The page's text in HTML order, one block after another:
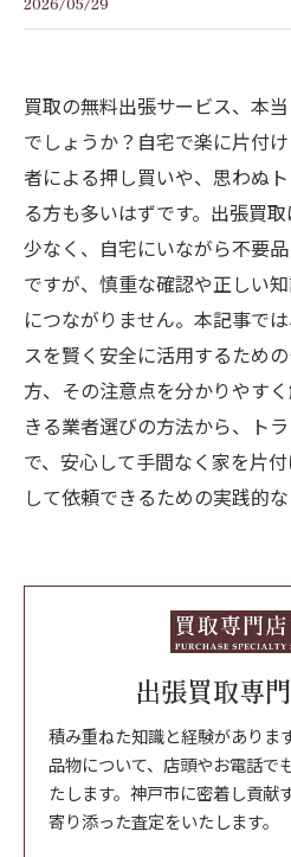
買取の無料出張サービス、本
でしょうか？自宅で楽に片付
者による押し買いや、思わぬ
る方も多いはずです。出張買
少なく、自宅にいながら不要
ですが、慎重な確認や正しい
につながりません。本記事で
スを賢く安全に活用するため
方、その注意点を分かりやす
きる業者選びの方法から、ト
で、安心して手間なく家を片
して依頼できるための実践的
出張買取専
積み重ねた知識と経験がありま
品物について、店頭やお電話で
たします。神戸市に密着し貢献
寄り添った査定をいたします。